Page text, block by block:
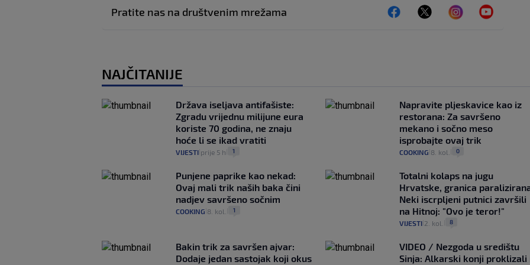
Pratite nas na društvenim mrežama
NAJČITANIJE
Država iseljava antifašiste:
Zgradu vrijednu milijune eura
koriste 70 godina, ne znaju
hoće li se ikad vratiti
VIJESTI prije 5 h 1
Napravite pljeskavice kao iz
restorana: Za savršeno
mekano i sočno meso
isprobajte ovaj trik
COOKING 8. kol. 0
Punjene paprike kao nekad:
Ovaj mali trik naših baka čini
nadjev savršeno sočnim
COOKING 8. kol. 1
Totalni kolaps na jugu
Hrvatske, granica
Neki iscrpljeni putnici završili
na Hitnoj: "Ovo je teror!"
VIJESTI| 2. kol. 8
Bakin trik za savršen ajvar:
Dodaje jedan sastojak koji okus
VIDEO / Nezgoda u središtu
Sinja: Alkarski konji proklizali